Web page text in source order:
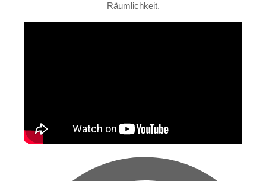
Räumlichkeit.